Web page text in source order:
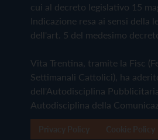
cui al decreto legislativo 15
Indicazione resa ai sensi della
dell'art. 5 del medesimo
Vita Trentina, tramite la Fisc
Settimanali Cattolici), ha
dell'Autodisciplina
Autodisciplina della